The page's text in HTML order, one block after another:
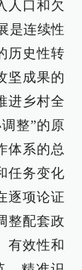
人口和欠
是连续性
历史性转
坚成果的
进乡村全
整”的原
体系的总
任务变化
逐项论证
整配套政
有效性和